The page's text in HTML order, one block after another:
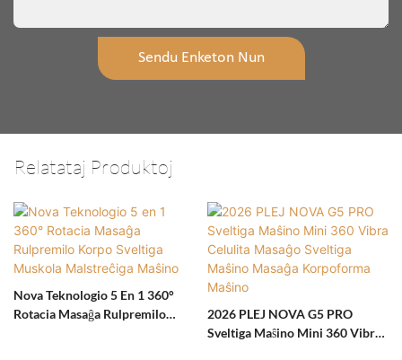
Sendu Enketon Nun
Relatataj Produktoj
Nova Teknologio 5 En 1 360°
Rotacia Masaĝa Rulpremilo
2026 PLEJ NOVA G5 PRO
Sveltiga Maŝino Mini 360 Vibra